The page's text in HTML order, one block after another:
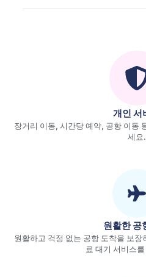
개인 서
장거리 이동, 시간당 예약, 공항 이동
세요.
원활한 공
원활하고 걱정 없는 공항 도착을 보장
료 대기 서비스